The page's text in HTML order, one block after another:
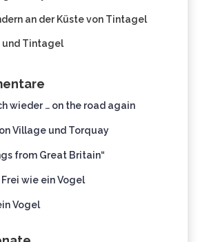
an der Küste von Tintagel
und Tintagel
wieder … on the road again
Village und Torquay
from Great Britain“
Frei wie ein Vogel
Vogel